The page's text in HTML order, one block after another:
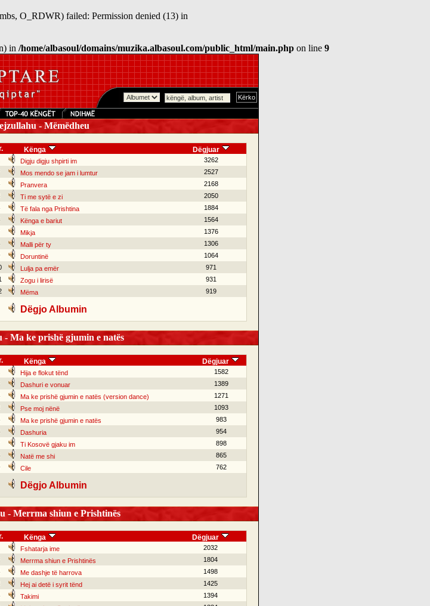
O_RDWR) failed: Permission denied (13) in
in /home/albasoul/domains/muzika.albasoul.com/public_html/main.php on line 9
- Mëmëdheu
Kënga Dëgjuar
Digju digju shpirti im
3262
Mos mendo se jam i lumtur
2527
Pranvera
2168
Ti me sytë e zi
2050
Të fala nga Prishtina
1884
Kënga e bariut
1564
Mikja
1376
Malli për ty
1306
Doruntinë
1064
Lulja pa emër
971
Zogu i lirisë
931
Mëma 919
Dëgjo Albumin
- Ma ke prishë gjumin e natës
Kënga Dëgjuar
Hija e flokut tënd
1582
Dashuri e vonuar
1389
Ma ke prishë gjumin e natës (version dance)
1271
Pse moj nënë
1093
Ma ke prishë gjumin e natës
983
Dashuria
954
Ti Kosovë gjaku im
898
Natë me shi
865
Cile 762
Dëgjo Albumin
- Merrma shiun e Prishtinës
Kënga Dëgjuar
Fshatarja ime
2032
Merrma shiun e Prishtinës
1804
Me dashje të harrova
1498
Hej ai detë i syrit tënd
1425
Takimi
1394